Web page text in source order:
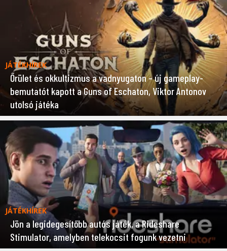
JÁTÉKHÍREK
Őrület és okkultizmus a vadnyugaton – új gameplay-
bemutatót kapott a Guns of Eschaton, Viktor Antonov
utolsó játéka
JÁTÉKHÍREK
Jön a legidegesítőbb autós játék, a Rideshare
Stimulator, amelyben telekocsit fogunk vezetni